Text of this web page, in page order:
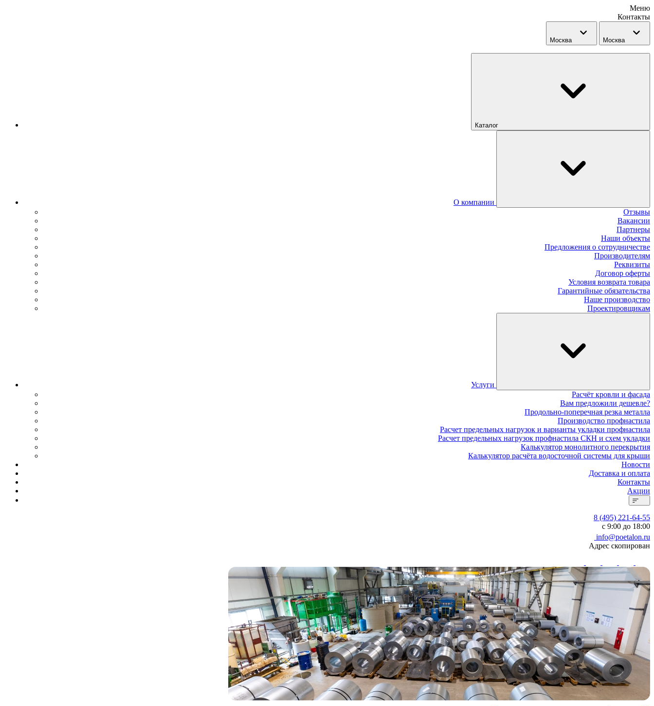
Меню
Контакты
Москва Москва
Каталог
О компании
Отзывы
Вакансии
Партнеры
Наши объекты
Предложения о сотрудничестве
Производителям
Реквизиты
Договор оферты
Условия возврата товара
Гарантийные обязательства
Наше производство
Проектировщикам
Услуги
Расчёт кровли и фасада
Вам предложили дешевле?
Продольно-поперечная резка металла
Производство профнастила
Расчет предельных нагрузок и варианты укладки профнастила
Расчет предельных нагрузок профнастила СКН и схем укладки
Калькулятор монолитного перекрытия
Калькулятор расчёта водосточной системы для крыши
Новости
Доставка и оплата
Контакты
Акции
8 (495) 221-64-55
с 9:00 до 18:00
info@poetalon.ru
Адрес скопирован